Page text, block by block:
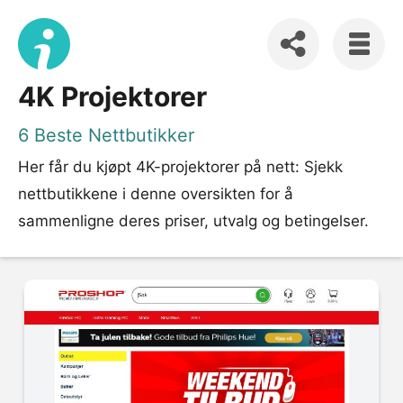
4K Projektorer
6 Beste Nettbutikker
Her får du kjøpt 4K-projektorer på nett: Sjekk
nettbutikkene i denne oversikten for å
sammenligne deres priser, utvalg og betingelser.